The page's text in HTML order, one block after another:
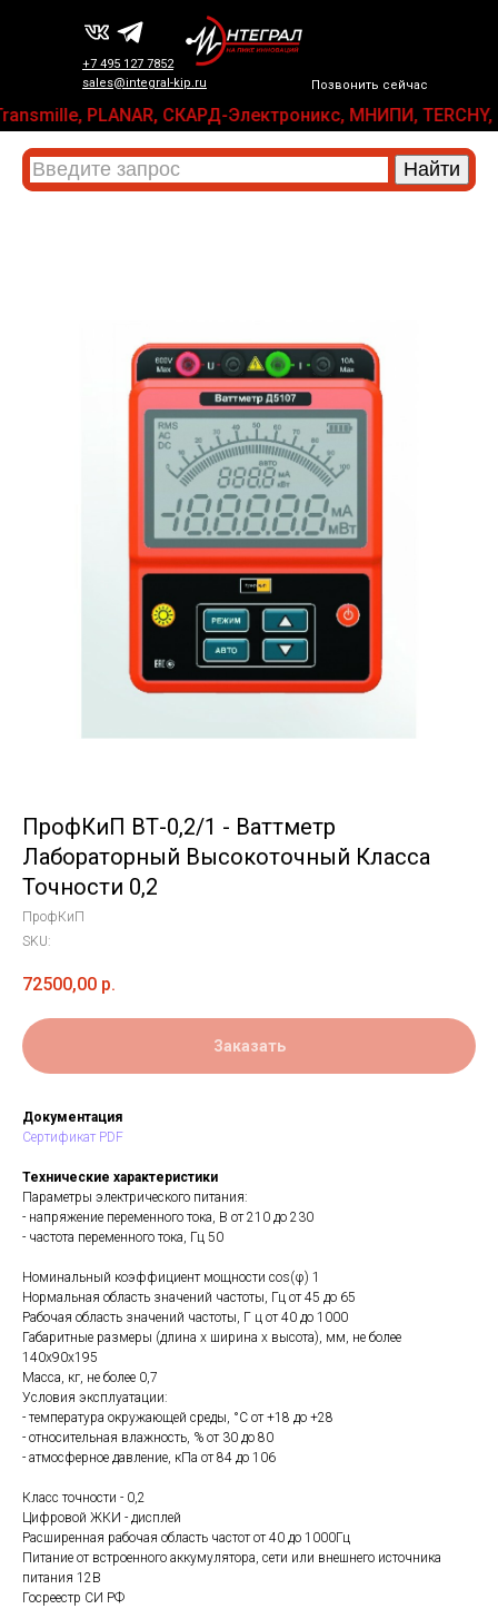
Позвонить сейчас
+7 495 127 7852
sales@integral-kip.ru
PLANAR, СКАРД-Электроникс, МНИПИ, TERCHY,
ПрофКиП ВТ-0,2/1 - Ваттметр
Лабораторный Высокоточный Класса
Точности 0,2
ПрофКиП
SKU:
72500,00 р.
Заказать
Документация
Сертификат PDF
Технические характеристики
Параметры электрического питания:
- напряжение переменного тока, В от 210 до 230
- частота переменного тока, Гц 50
Номинальный коэффициент мощности cos(φ) 1
Нормальная область значений частоты, Гц от 45 до 65
Рабочая область значений частоты, Г ц от 40 до 1000
Габаритные размеры (длина х ширина х высота), мм, не более
140x90x195
Масса, кг, не более 0,7
Условия эксплуатации:
- температура окружающей среды, °С от +18 до +28
- относительная влажность, % от 30 до 80
- атмосферное давление, кПа от 84 до 106
Класс точности - 0,2
Цифровой ЖКИ - дисплей
Расширенная рабочая область частот от 40 до 1000Гц
Питание от встроенного аккумулятора, сети или внешнего источника
питания 12В
Госреестр СИ РФ